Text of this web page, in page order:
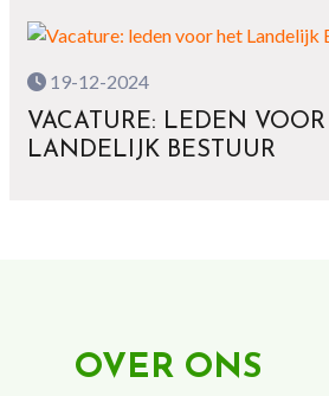
19-12-2024
VACATURE: LEDEN VOOR
LANDELIJK BESTUUR
OVER ONS